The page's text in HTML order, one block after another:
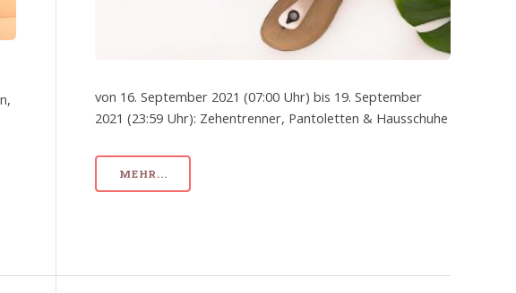
von 16. September 2021 (07:00 Uhr) bis 19. September
2021 (23:59 Uhr): Zehentrenner, Pantoletten & Hausschuhe
MEHR...